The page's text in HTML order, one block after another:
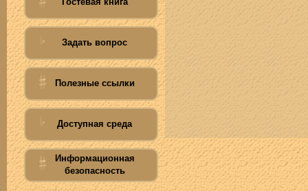
Задать вопрос
Полезные ссылки
Доступная среда
Информационная
безопасность